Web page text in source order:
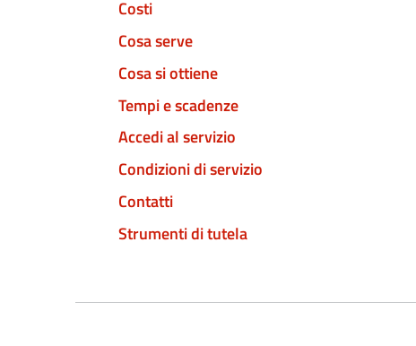
Costi
Cosa serve
Cosa si ottiene
Tempi e scadenze
Accedi al servizio
Condizioni di servizio
Contatti
Strumenti di tutela